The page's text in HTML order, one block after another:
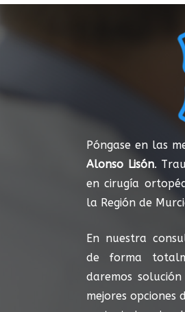
Póngase en las
Alonso Lisón.
en cirugía
la Región de
En nuestra
de forma
daremos
mejores opciones